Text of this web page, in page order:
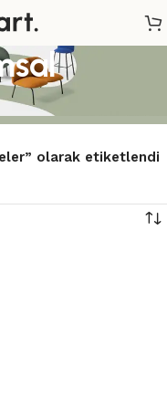
olarak etiketlendi